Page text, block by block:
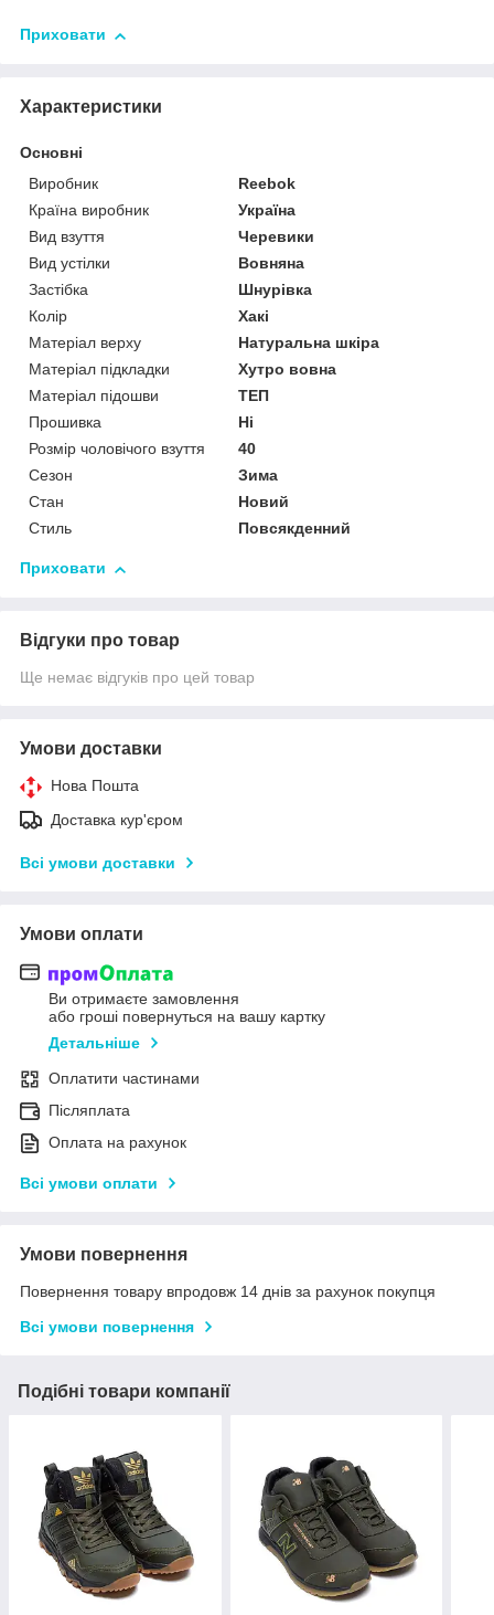
Приховати
Характеристики
Основні
Виробник
Reebok
Країна виробник
Україна
Вид взуття
Черевики
Вид устілки
Вовняна
Застібка
Шнурівка
Колір
Хакі
Матеріал верху
Натуральна шкіра
Матеріал підкладки
Хутро вовна
Матеріал підошви
ТЕП
Прошивка
Ні
Розмір чоловічого взуття
40
Сезон
Зима
Стан
Новий
Стиль
Повсякденний
Приховати
Відгуки про товар
Ще немає відгуків про цей товар
Умови доставки
Нова Пошта
Доставка кур'єром
Всі умови доставки
Умови оплати
Ви отримаєте замовлення
або гроші повернуться на вашу картку
Детальніше
Оплатити частинами
Післяплата
Оплата на рахунок
Всі умови оплати
Умови повернення
Повернення товару впродовж 14 днів за рахунок покупця
Всі умови повернення
Подібні товари компанії